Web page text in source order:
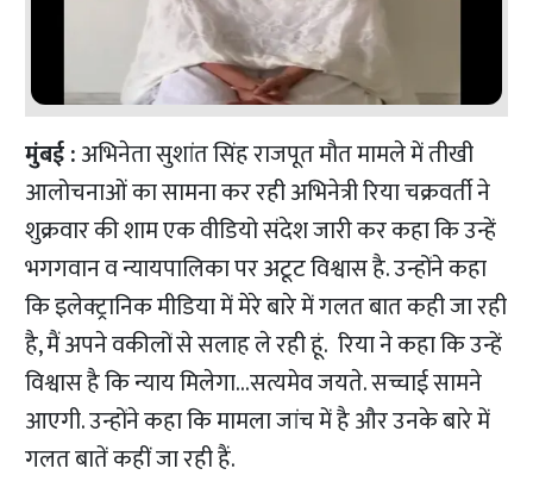
मुंबई :अभिनेता सुशांत सिंह राजपूत मौत मामले में तीखी
आलोचनाओं का सामना कर रही अभिनेत्री रिया चक्रवर्ती ने
शुक्रवार की शाम एक वीडियो संदेश जारी कर कहा कि उन्हें
भगगवान व न्यायपालिका पर अटूट विश्वास है. उन्होंने कहा
कि इलेक्ट्रानिक मीडिया में मेरे बारे में गलत बात कही जा रही
है, मैं अपने वकीलों से सलाह ले रही हूं. रिया ने कहा कि उन्हें
विश्वास है कि न्याय मिलेगा…सत्यमेव जयते. सच्चाई सामने
आएगी. उन्होंने कहा कि मामला जांच में है और उनके बारे में
गलत बातें कहीं जा रही हैं.